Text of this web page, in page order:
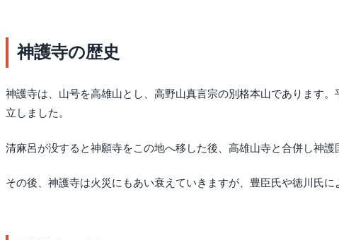
神護寺の歴史
神護寺は、山号を高雄山とし、高野山真言宗の別格本山であります
立しました。
清麻呂が没すると神願寺をこの地へ移した後、高雄山寺と合併し神
その後、神護寺は火災にもあい衰えていきますが、豊臣氏や徳川氏に